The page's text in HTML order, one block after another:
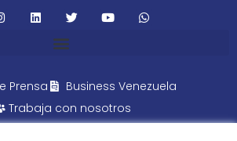
Prensa
Business Venezuela
Trabaja con nosotros